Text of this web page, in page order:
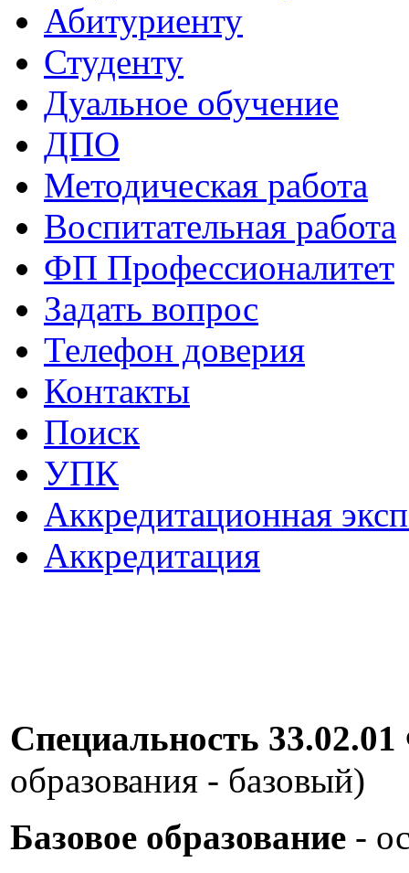
Абитуриенту
Студенту
Дуальное обучение
ДПО
Методическая работа
Воспитательная работа
ФП Профессионалитет
Задать вопрос
Телефон доверия
Контакты
Поиск
УПК
Аккредитационная
Аккредитация
Специальность
образования - базовый)
Базовое образование -